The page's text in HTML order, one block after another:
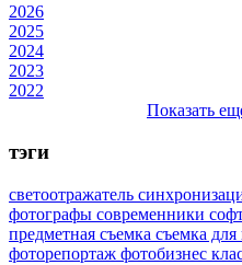
2026
2025
2024
2023
2022
Показать
тэги
светоотражатель
фотографы современники
предметная съемка съемка для
фоторепортаж фотобизнес